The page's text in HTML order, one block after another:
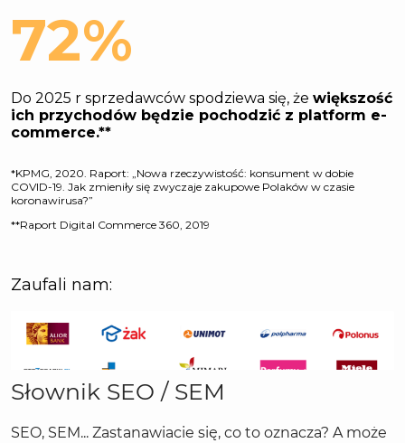
Słownik SEO / SEM
SEO, SEM... Zastanawiacie się, co to oznacza? A może